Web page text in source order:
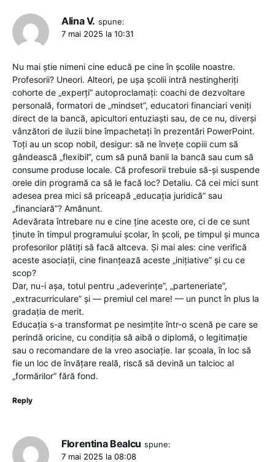
Alina V. spune:
7 mai 2025 la 10:31
Nu mai știe nimeni cine educă pe cine în școlile noastre.
Profesorii? Uneori. Alteori, pe ușa școlii intră nestingheriți
cohorte de „experți” autoproclamați: coachi de dezvoltare
personală, formatori de „mindset”, educatori financiari veniți
direct de la bancă, apicultori entuziaști sau, de ce nu, diverși
vânzători de iluzii bine împachetați în prezentări PowerPoint.
Toți au un scop nobil, desigur: să ne învețe copiii cum să
gândească „flexibil”, cum să pună banii la bancă sau cum să
consume produse locale. Că profesorii trebuie să-și suspende
orele din programă ca să le facă loc? Detaliu. Că cei mici sunt
adesea prea mici să priceapă „educația juridică” sau
„financiară”? Amănunt.
Adevărata întrebare nu e cine ține aceste ore, ci de ce sunt
ținute în timpul programului școlar, în școli, pe timpul și munca
profesorilor plătiți să facă altceva. Și mai ales: cine verifică
aceste asociații, cine finanțează aceste „inițiative” și cu ce
scop?
Dar, nu-i așa, totul pentru „adeverințe”, „parteneriate”,
„extracurriculare” și — premiul cel mare! — un punct în plus la
gradația de merit.
Educația s-a transformat pe nesimțite într-o scenă pe care se
perindă oricine, cu condiția să aibă o diplomă, o legitimație
sau o recomandare de la vreo asociație. Iar școala, în loc să
fie un loc de învățare reală, riscă să devină un talcioc al
„formărilor” fără fond.
Reply
Florentina Bealcu spune:
7 mai 2025 la 08:08